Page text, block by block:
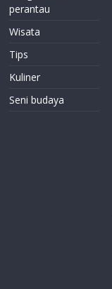
perantau
Wisata
Tips
Kuliner
Seni budaya